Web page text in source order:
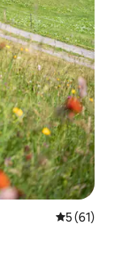
5 de uma
5 (61)